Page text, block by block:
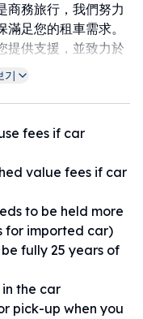
商務旅行，我們努力
足您的租車需求。
提供支援，並致力於
租車體驗無憂無慮。
有競爭力的價格，確
기
fees if car
value fees if car
to be held more
for imported car)
fully 25 years of
the car
pick-up when you